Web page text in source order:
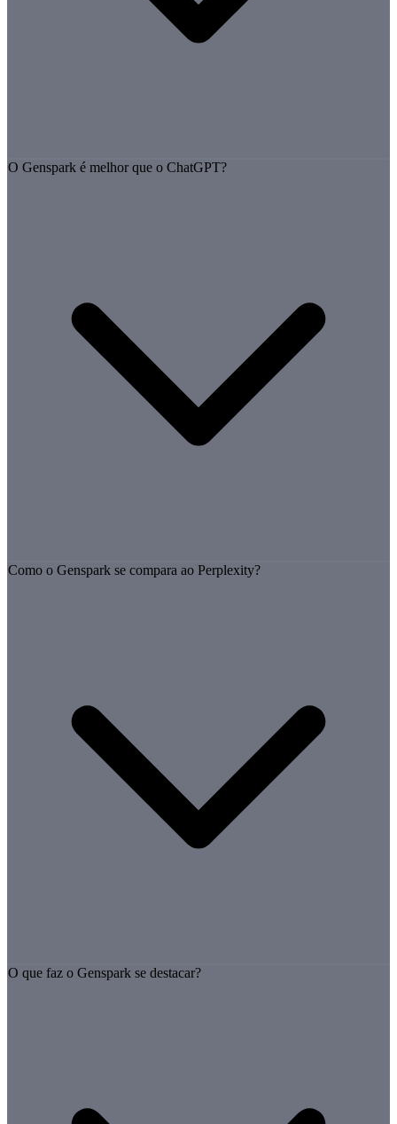
O Genspark é melhor que o ChatGPT?
Como o Genspark se compara ao Perplexity?
O que faz o Genspark se destacar?